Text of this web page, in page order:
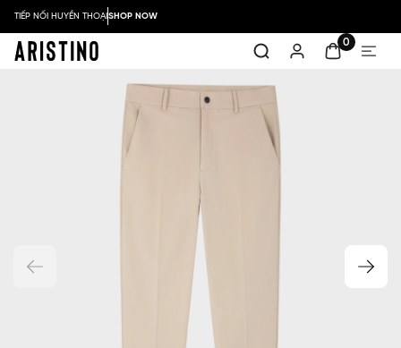
TIẾP NỐI HUYỀN THOẠISHOP NOW
0